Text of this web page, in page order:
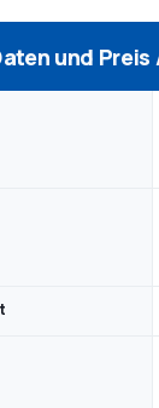
und Preis